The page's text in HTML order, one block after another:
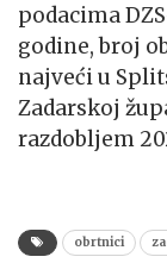
podacima
godine, broj
najveći u
Zadarskoj
razdobljem
obrtnici